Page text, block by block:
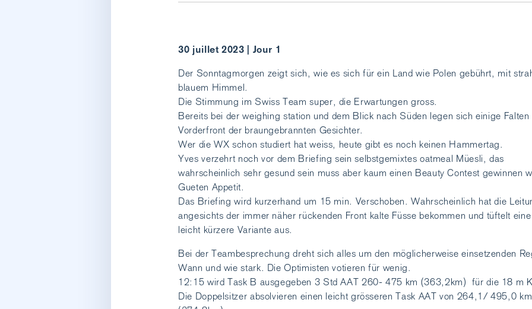
30 juillet 2023 | Jour 1
Der Sonntagmorgen zeigt sich, wie es sich für ein Land wie Polen gebührt, mit
blauem Himmel.
Die Stimmung im Swiss Team super, die Erwartungen gross.
Bereits bei der weighing station und dem Blick nach Süden legen sich einige Falten
Vorderfront der braungebrannten Gesichter.
Wer die WX schon studiert hat weiss, heute gibt es noch keinen Hammertag.
Yves verzehrt noch vor dem Briefing sein selbstgemixtes oatmeal Müesli, das
wahrscheinlich sehr gesund sein muss aber kaum einen Beauty Contest gewinnen
Gueten Appetit.
Das Briefing wird kurzerhand um 15 min. Verschoben. Wahrscheinlich hat die
angesichts der immer näher rückenden Front kalte Füsse bekommen und tüftelt
leicht kürzere Variante aus.
Bei der Teambesprechung dreht sich alles um den möglicherweise einsetzenden
Wann und wie stark. Die Optimisten votieren für wenig.
12:15 wird Task B ausgegeben 3 Std AAT 260- 475 km (363,2km) für die 18 m
Die Doppelsitzer absolvieren einen leicht grösseren Task AAT von 264,1/ 495,0 km